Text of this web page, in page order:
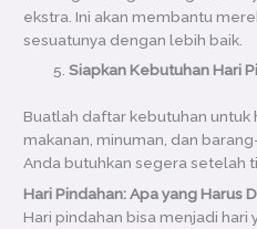
ekstra. Ini akan membantu
sesuatunya dengan lebih baik.
Siapkan Kebutuhan Hari
Buatlah daftar kebutuhan untuk
makanan, minuman, dan
Anda butuhkan segera setelah
Hari Pindahan: Apa yang Harus
Hari pindahan bisa menjadi hari